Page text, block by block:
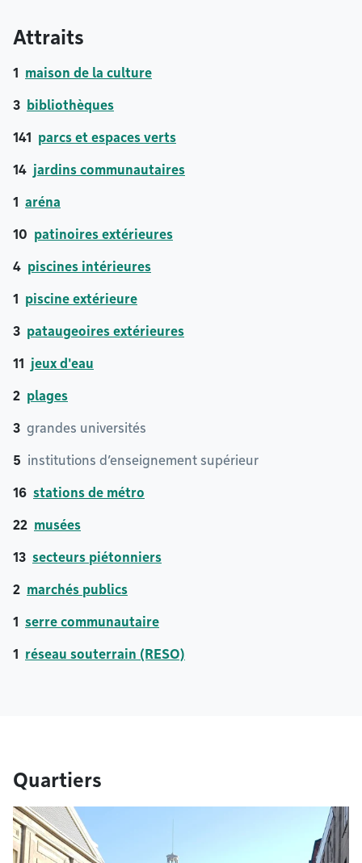
Attraits
1 maison de la culture
3 bibliothèques
141 parcs et espaces verts
14 jardins communautaires
1 aréna
10 patinoires extérieures
4 piscines intérieures
1 piscine extérieure
3 pataugeoires extérieures
11 jeux d'eau
2 plages
3 grandes universités
5 institutions d’enseignement supérieur
16 stations de métro
22 musées
13 secteurs piétonniers
2 marchés publics
1 serre communautaire
1 réseau souterrain (RESO)
Quartiers